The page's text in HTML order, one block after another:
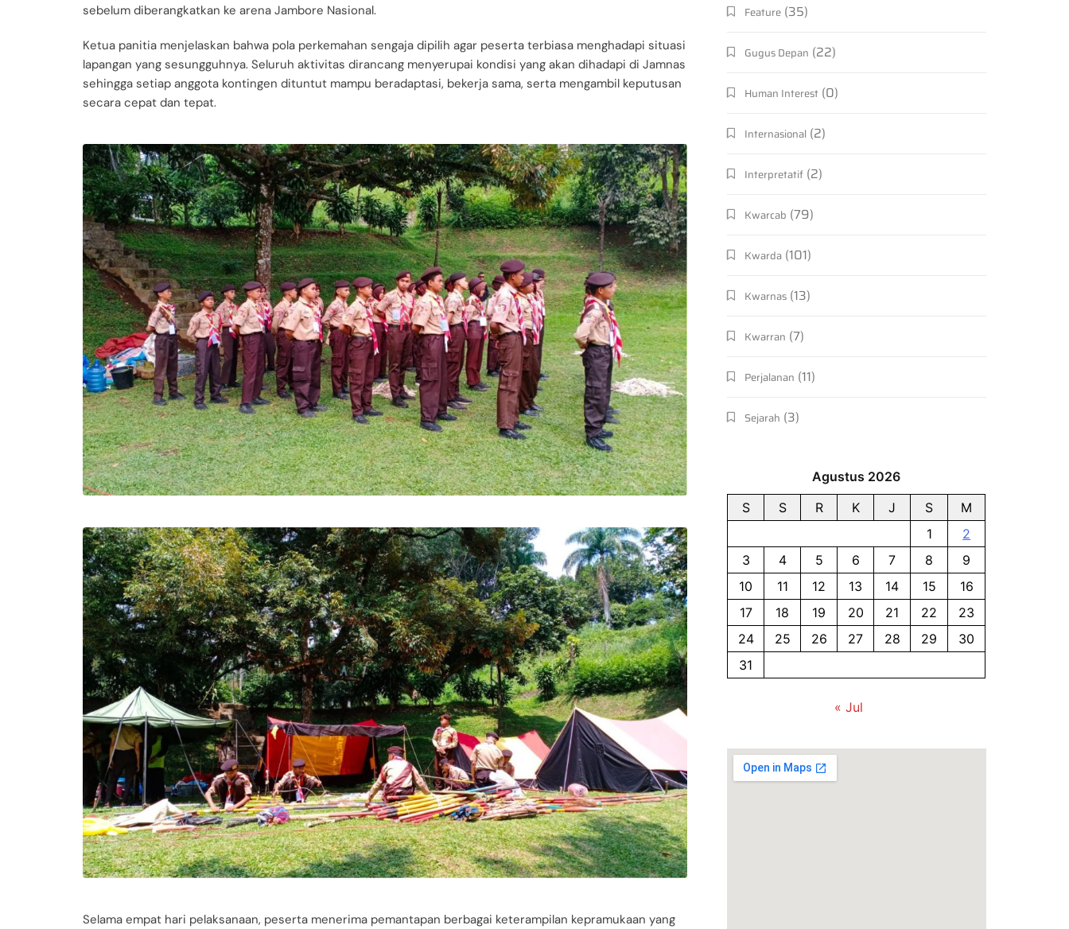
sebelum diberangkatkan ke arena Jambore Nasional.
Ketua panitia menjelaskan bahwa pola perkemahan sengaja dipilih agar peserta terbiasa menghadapi situasi
lapangan yang sesungguhnya. Seluruh aktivitas dirancang menyerupai kondisi yang akan dihadapi di Jamnas
sehingga setiap anggota kontingen dituntut mampu beradaptasi, bekerja sama, serta mengambil keputusan
secara cepat dan tepat.
Selama empat hari pelaksanaan, peserta menerima pemantapan berbagai keterampilan kepramukaan yang
Feature (35)
Gugus Depan (22)
Human Interest (0)
Internasional (2)
Interpretatif (2)
Kwarcab (79)
Kwarda (101)
Kwarnas (13)
Kwarran (7)
Perjalanan (11)
Sejarah (3)
Agustus 2026
S
S R K J S
M
1
2
3
4 5 6 7 8
9
10
11 12 13 14 15
16
17
18 19 20 21 22
23
24
25 26 27 28 29
30
31
« Jul